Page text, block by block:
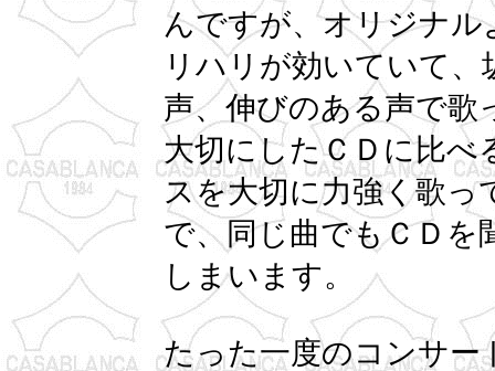
んですが、オリジナ
リハリが効いていて
声、伸びのある声で歌
大切にしたＣＤに比べ
スを大切に力強く歌
で、同じ曲でもＣＤを
しまいます。
たった一度のコンサー